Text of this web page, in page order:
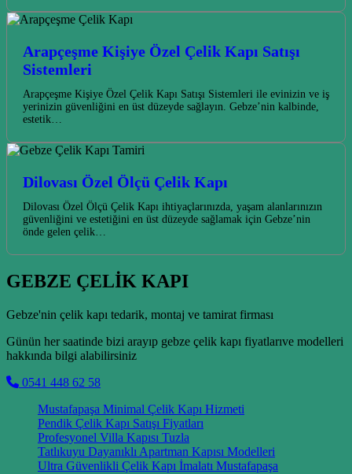
Arapçeşme Kişiye Özel Çelik Kapı Satışı
Sistemleri
Arapçeşme Kişiye Özel Çelik Kapı Satışı Sistemleri ile evinizin ve iş
yerinizin güvenliğini en üst düzeyde sağlayın. Gebze’nin kalbinde,
estetik…
Dilovası Özel Ölçü Çelik Kapı
Dilovası Özel Ölçü Çelik Kapı ihtiyaçlarınızda, yaşam alanlarınızın
güvenliğini ve estetiğini en üst düzeyde sağlamak için Gebze’nin
önde gelen çelik…
GEBZE ÇELİK KAPI
Gebze'nin çelik kapı tedarik, montaj ve tamirat firması
Günün her saatinde bizi arayıp gebze çelik kapı fiyatlarıve modelleri
hakkında bilgi alabilirsiniz
0541 448 62 58
Mustafapaşa Minimal Çelik Kapı Hizmeti
Pendik Çelik Kapı Satışı Fiyatları
Profesyonel Villa Kapısı Tuzla
Tatlıkuyu Dayanıklı Apartman Kapısı Modelleri
Ultra Güvenlikli Çelik Kapı İmalatı Mustafapaşa